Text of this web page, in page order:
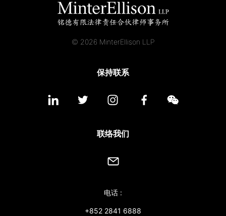
© 2026 MinterEllison LLP
保持联系
联络我们
电话 :
+852 2841 6888